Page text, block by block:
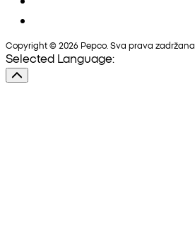
Copyright © 2026 Pepco. Sva prava zadržana.
Selected Language: